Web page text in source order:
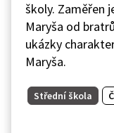
školy. Zaměřen
Maryša od
ukázky
Maryša.
Střední škola